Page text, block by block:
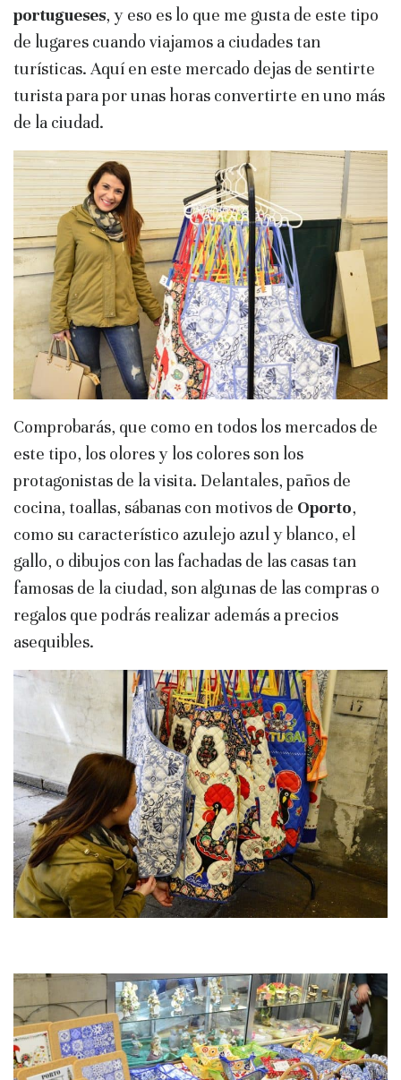
portugueses, y eso es lo que me gusta de este tipo
de lugares cuando viajamos a ciudades tan
turísticas. Aquí en este mercado dejas de sentirte
turista para por unas horas convertirte en uno más
de la ciudad.
Comprobarás, que como en todos los mercados de
este tipo, los olores y los colores son los
protagonistas de la visita. Delantales, paños de
cocina, toallas, sábanas con motivos de Oporto,
como su característico azulejo azul y blanco, el
gallo, o dibujos con las fachadas de las casas tan
famosas de la ciudad, son algunas de las compras o
regalos que podrás realizar además a precios
asequibles.